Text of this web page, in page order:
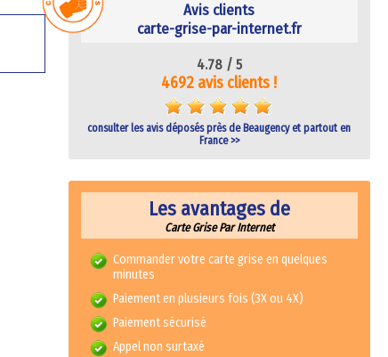
Avis clients
carte-grise-par-internet.fr
4.78 / 5
4692 avis clients !
consulter les avis déposés près de Beaugency et partout en
France >>
Les avantages de
Carte Grise Par Internet
Commander votre carte grise en quelques
minutes
Paiement en plusieurs fois (3X ou 4X)
Paiement sécurisé
Appel non surtaxé